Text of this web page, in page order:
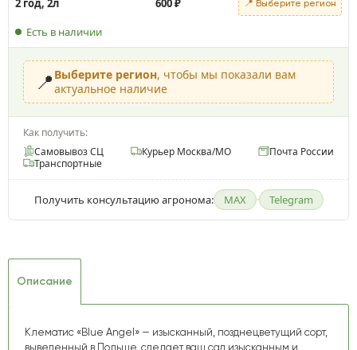
📍 Выберите регион
Есть в наличии
📍 Выберите регион, чтобы мы показали вам
актуальное наличие
Как получить:
Самовывоз СЦ
Курьер Москва/МО
Почта России
Транспортные
Получить консультацию агронома: MAX · Telegram
Описание
Клематис «Blue Angel» — изысканный, позднецветущий сорт,
выведенный в Польше, сделает ваш сад изысканным и